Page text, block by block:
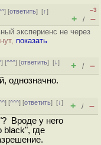
] [ответить][↑]
–3
+ / –
экспериенс не через
показать
] [^^^] [ответить][↓]
+ / –
однозначно.
] [^^^] [ответить][↓]
+ / –
Вроде у него
где